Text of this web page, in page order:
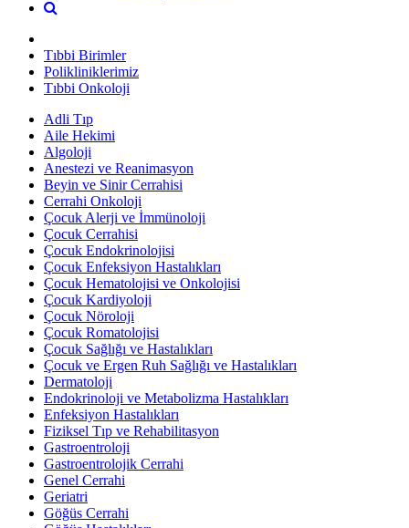
Tıbbi Birimler
Polikliniklerimiz
Tıbbi Onkoloji
Adli Tıp
Aile Hekimi
Algoloji
Anestezi ve Reanimasyon
Beyin ve Sinir Cerrahisi
Cerrahi Onkoloji
Çocuk Alerji ve İmmünoloji
Çocuk Cerrahisi
Çocuk Endokrinolojisi
Çocuk Enfeksiyon Hastalıkları
Çocuk Hematolojisi ve Onkolojisi
Çocuk Kardiyoloji
Çocuk Nöroloji
Çocuk Romatolojisi
Çocuk Sağlığı ve Hastalıkları
Çocuk ve Ergen Ruh Sağlığı ve Hastalıkları
Dermatoloji
Endokrinoloji ve Metabolizma Hastalıkları
Enfeksiyon Hastalıkları
Fiziksel Tıp ve Rehabilitasyon
Gastroentroloji
Gastroentrolojik Cerrahi
Genel Cerrahi
Geriatri
Göğüs Cerrahi